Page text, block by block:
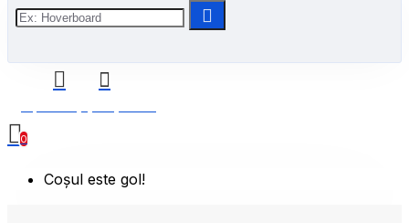
0
Coșul este gol!